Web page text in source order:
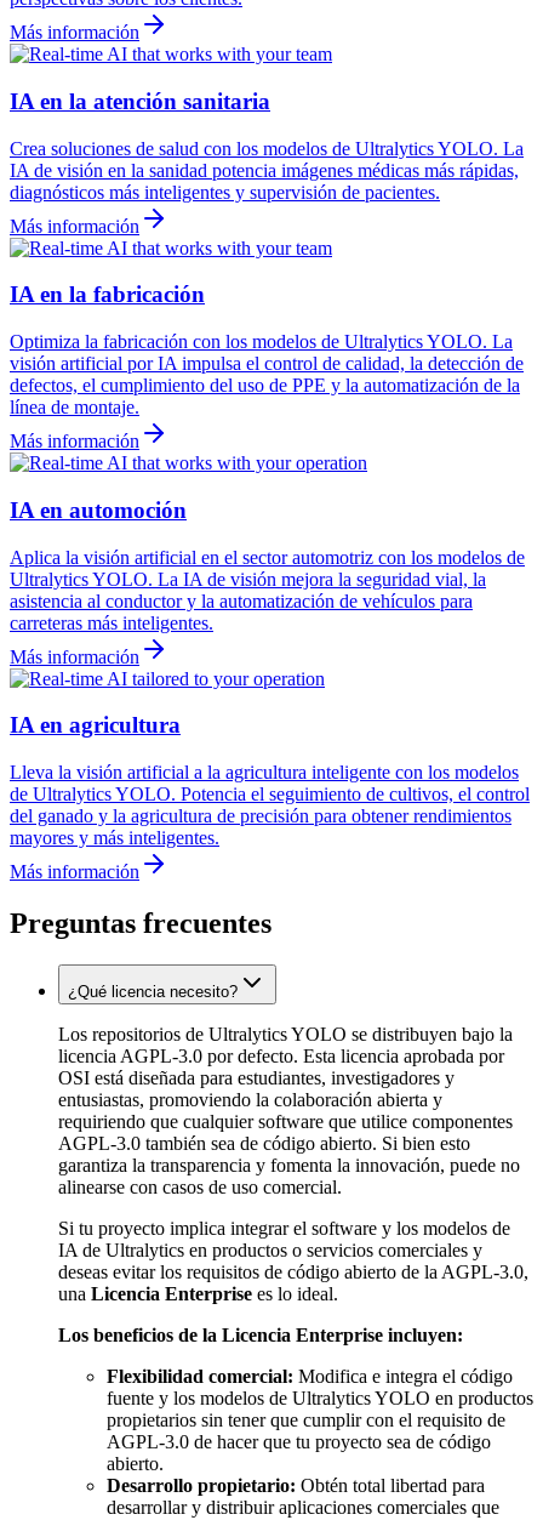
Más información
IA en la atención sanitaria
Crea soluciones de salud con los modelos de Ultralytics YOLO. La
IA de visión en la sanidad potencia imágenes médicas más rápidas,
diagnósticos más inteligentes y supervisión de pacientes.
Más información
IA en la fabricación
Optimiza la fabricación con los modelos de Ultralytics YOLO. La
visión artificial por IA impulsa el control de calidad, la detección de
defectos, el cumplimiento del uso de PPE y la automatización de la
línea de montaje.
Más información
IA en automoción
Aplica la visión artificial en el sector automotriz con los modelos de
Ultralytics YOLO. La IA de visión mejora la seguridad vial, la
asistencia al conductor y la automatización de vehículos para
carreteras más inteligentes.
Más información
IA en agricultura
Lleva la visión artificial a la agricultura inteligente con los modelos
de Ultralytics YOLO. Potencia el seguimiento de cultivos, el control
del ganado y la agricultura de precisión para obtener rendimientos
mayores y más inteligentes.
Más información
Preguntas frecuentes
¿Qué licencia necesito?
Los repositorios de Ultralytics YOLO se distribuyen bajo la
licencia AGPL-3.0 por defecto. Esta licencia aprobada por
OSI está diseñada para estudiantes, investigadores y
entusiastas, promoviendo la colaboración abierta y
requiriendo que cualquier software que utilice componentes
AGPL-3.0 también sea de código abierto. Si bien esto
garantiza la transparencia y fomenta la innovación, puede no
alinearse con casos de uso comercial.
Si tu proyecto implica integrar el software y los modelos de
IA de Ultralytics en productos o servicios comerciales y
deseas evitar los requisitos de código abierto de la AGPL-3.0,
una Licencia Enterprise es lo ideal.
Los beneficios de la Licencia Enterprise incluyen:
Flexibilidad comercial: Modifica e integra el código
fuente y los modelos de Ultralytics YOLO en productos
propietarios sin tener que cumplir con el requisito de
AGPL-3.0 de hacer que tu proyecto sea de código
abierto.
Desarrollo propietario: Obtén total libertad para
desarrollar y distribuir aplicaciones comerciales que